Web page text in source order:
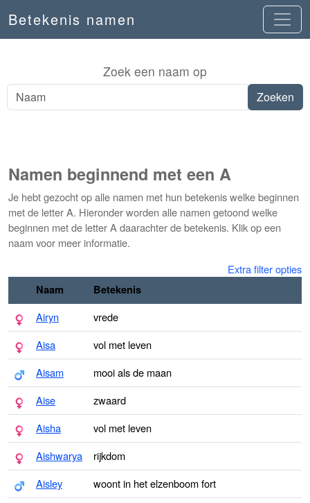
Betekenis namen
Zoek een naam op
Namen beginnend met een A
Je hebt gezocht op alle namen met hun betekenis welke beginnen
met de letter A. Hieronder worden alle namen getoond welke
beginnen met de letter A daarachter de betekenis. Klik op een
naam voor meer informatie.
Extra filter opties
Naam
Betekenis
Airyn
vrede
Aisa
vol met leven
Aisam
mooi als de maan
Aise
zwaard
Aisha
vol met leven
Aishwarya
rijkdom
Aisley
woont in het elzenboom fort